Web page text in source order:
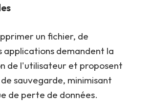
un fichier, de
applications demandent la
de l'utilisateur et proposent
sauvegarde, minimisant
de perte de données.